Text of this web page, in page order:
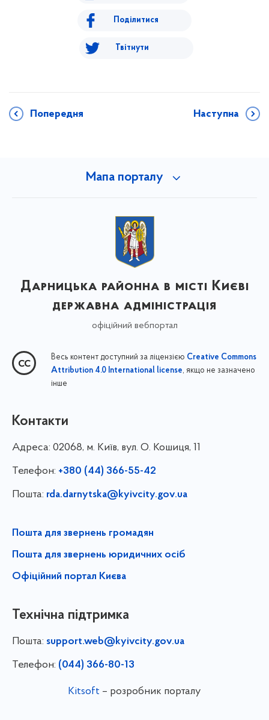
Поділитися
Твітнути
Попередня Наступна
Мапа порталу
Дарницька районна в місті Києві
державна адміністрація
офіційний вебпортал
Весь контент доступний за ліцензією Creative Commons
Attribution 4.0 International license, якщо не зазначено
інше
Контакти
Адреса: 02068, м. Київ, вул. О. Кошиця, 11
Телефон: +380 (44) 366-55-42
Пошта: rda.darnytska@kyivcity.gov.ua
Пошта для звернень громадян
Пошта для звернень юридичних осіб
Офіційний портал Києва
Технічна підтримка
Пошта: support.web@kyivcity.gov.ua
Телефон: (044) 366-80-13
Kitsoft – розробник порталу